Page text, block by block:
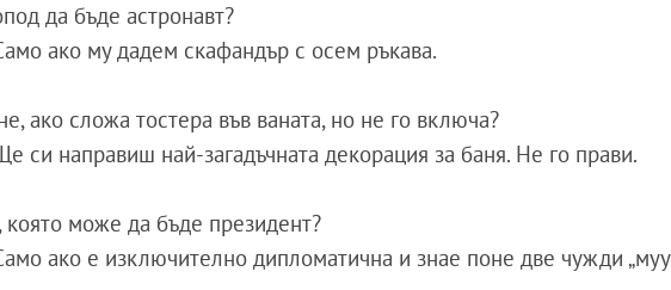
да бъде астронавт?
ако му дадем скафандър с осем ръкава.
ако сложа тостера във ваната, но не го включа?
си направиш най-загадъчната декорация за баня. Не го прави.
може да бъде президент?
ако е изключително дипломатична и знае поне две чужди